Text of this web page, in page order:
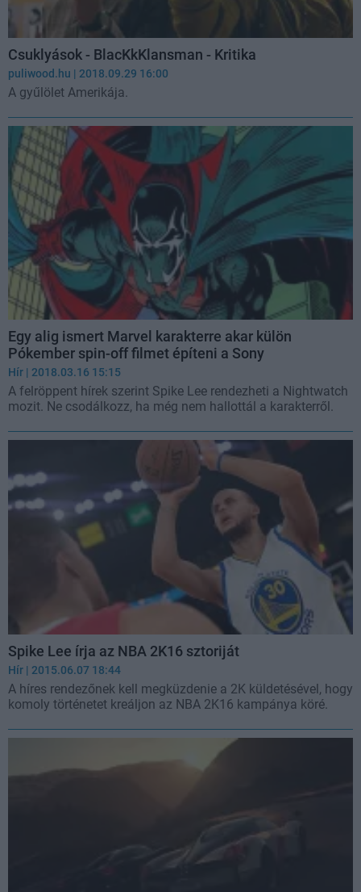
Csuklyások - BlacKkKlansman - Kritika
puliwood.hu | 2018.09.29 16:00
A gyűlölet Amerikája.
Egy alig ismert Marvel karakterre akar külön
Pókember spin-off filmet építeni a Sony
Hír | 2018.03.16 15:15
A felröppent hírek szerint Spike Lee rendezheti a Nightwatch
mozit. Ne csodálkozz, ha még nem hallottál a karakterről.
Spike Lee írja az NBA 2K16 sztoriját
Hír | 2015.06.07 18:44
A híres rendezőnek kell megküzdenie a 2K küldetésével, hogy
komoly történetet kreáljon az NBA 2K16 kampánya köré.